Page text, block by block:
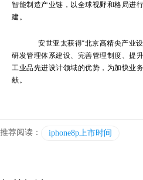
智能制造产业链，以全球视野和格局进
建。
安世亚太获得“北京高精尖产业设
研发管理体系建设、完善管理制度、提
工业品先进设计领域的优势，为加快业
献。
推荐阅读： iphone8p上市时间